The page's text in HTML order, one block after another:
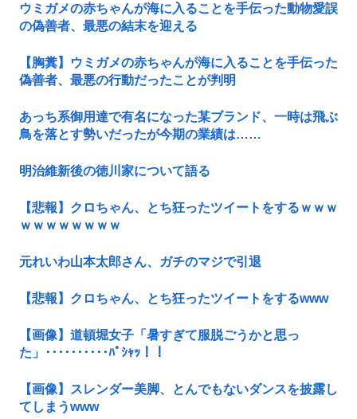
ウミガメの赤ちゃんが海に入ることを手伝った動物愛誤
の偽善者、最悪の結末を迎える
【胸糞】ウミガメの赤ちゃんが海に入ることを手伝った
偽善者、最悪の行動だったことが判明
あっち系御用達で有名になった某ブランド、一時は飛ぶ
鳥を落とす勢いだったが今期の業績は……
明治維新後の徳川家について語る
【悲報】クロちゃん、とち狂ったツイートをするｗｗｗ
ｗｗｗｗｗｗｗｗ
元れいわ山本太郎さん、ガチのマジで引退
【悲報】クロちゃん、とち狂ったツイートをするwww
【画像】道頓堀女子「暑すぎて服脱ごうかと思っ
た」･･････････ﾊﾟｼｬｯ！！
【画像】スレンダー美脚、とんでもないダンスを披露し
てしまうwww